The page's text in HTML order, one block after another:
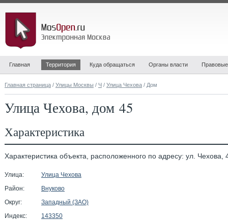
Главная Территория Куда обращаться Органы власти
Главная страница / Улицы Москвы / Ч / Улица Чехова / Дом
Улица Чехова, дом 45
Характеристика
Характеристика объекта, расположенного по адресу: ул. Чехова,
Улица:
Улица Чехова
Район:
Внуково
Округ:
Западный (ЗАО)
Индекс:
143350